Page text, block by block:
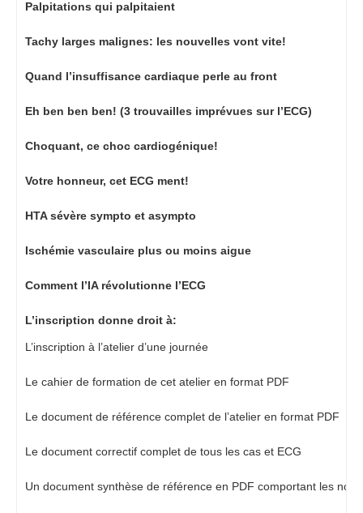
Palpitations qui palpitaient
Tachy larges malignes: les nouvelles vont vite!
Quand l’insuffisance cardiaque perle au front
Eh ben ben ben! (3 trouvailles imprévues sur l’ECG)
Choquant, ce choc cardiogénique!
Votre honneur, cet ECG ment!
HTA sévère sympto et asympto
Ischémie vasculaire plus ou moins aigue
Comment l’IA révolutionne l’ECG
L’inscription donne droit à:
L’inscription à l’atelier d’une journée
Le cahier de formation de cet atelier en format PDF
Le document de référence complet de l’atelier en format PDF
Le document correctif complet de tous les cas et ECG
Un document synthèse de référence en PDF comportant les